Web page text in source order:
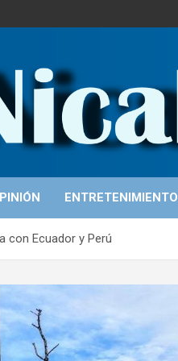
ENTRETENIMIENTO
con Ecuador y Perú